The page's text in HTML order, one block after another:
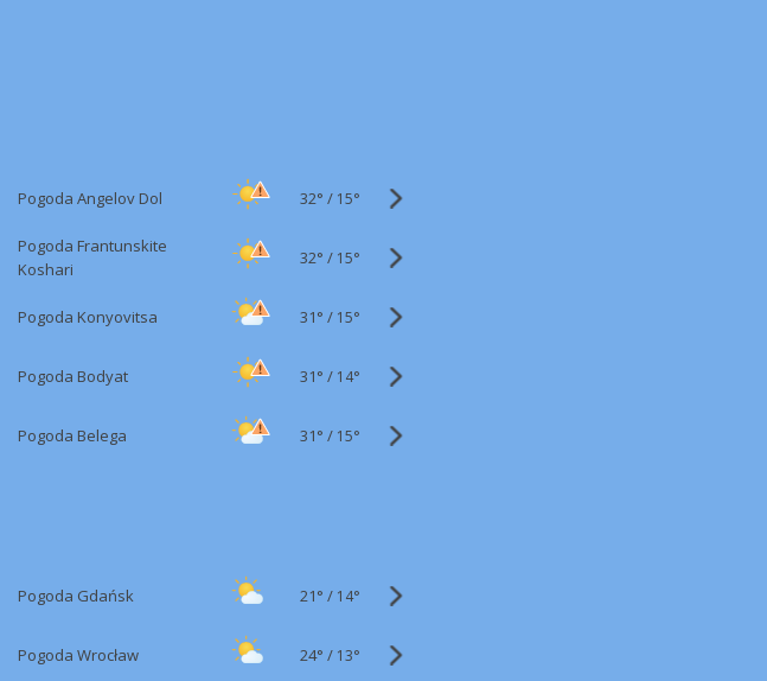
Pogoda Angelov Dol 32° / 15°
Pogoda Frantunskite
Koshari
32° / 15°
Pogoda Konyovitsa 31° / 15°
Pogoda Bodyat 31° / 14°
Pogoda Belega 31° / 15°
Pogoda Gdańsk 21° / 14°
Pogoda Wrocław 24° / 13°